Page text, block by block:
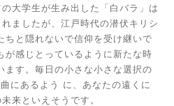
大学生が生み出した「白バラ」は
ましたが、江戸時代の潜伏キリシ
ちと隠れないで信仰を受け継いで
が感じとっているように新たな時
ます。毎日の小さな小さな選択の
にあるよう に、あなたの遠くに
来といえそうです。